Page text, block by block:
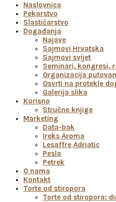
Naslovnica
Pekarstvo
Slastičarstvo
Događanja
Najave
Sajmovi Hrvatska
Sajmovi svijet
Seminari, kongresi,
Organizacija
Osvrti na protekle
Galerija slika
Korisno
Stručne knjige
Marketing
Data-bak
Ireks Aroma
Lesaffre Adriatic
Pesla
Petrek
O nama
Kontakt
Torte od stiropora
Torte od stiropora: